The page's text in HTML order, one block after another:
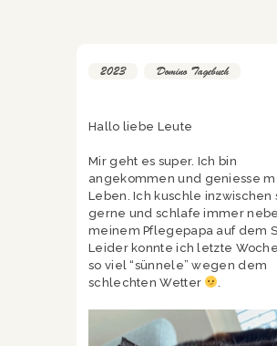
2023 Domino Tagebuch
Hallo liebe Leute
Mir geht es super. Ich bin
angekommen und geniesse
Leben. Ich kuschle inzwischen
gerne und schlafe immer
meinem Pflegepapa auf dem
Leider konnte ich letzte
so viel “sünnele” wegen dem
schlechten Wetter
.